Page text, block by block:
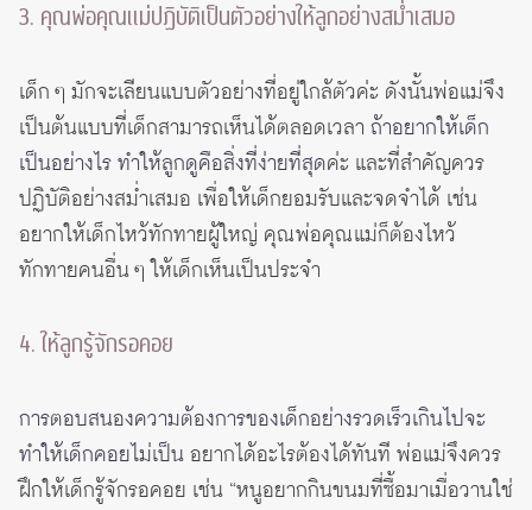
3. คุณพ่อคุณแม่ปฏิบัติเป็นตัวอย่างให้ลูกอย่างสม่ำเสมอ
เด็ก ๆ มักจะเลียนแบบตัวอย่างที่อยู่ใกล้ตัวค่ะ ดังนั้นพ่อแม่จึง
เป็นต้นแบบที่เด็กสามารถเห็นได้ตลอดเวลา ถ้าอยากให้เด็ก
เป็นอย่างไร ทำให้ลูกดูคือสิ่งที่ง่ายที่สุดค่ะ และที่สำคัญควร
ปฏิบัติอย่างสม่ำเสมอ เพื่อให้เด็กยอมรับและจดจำได้ เช่น
อยากให้เด็กไหว้ทักทายผู้ใหญ่ คุณพ่อคุณแม่ก็ต้องไหว้
ทักทายคนอื่น ๆ ให้เด็กเห็นเป็นประจำ
4. ให้ลูกรู้จักรอคอย
การตอบสนองความต้องการของเด็กอย่างรวดเร็วเกินไปจะ
ทำให้เด็กคอยไม่เป็นอยากได้อะไรต้องได้ทันที พ่อแม่จึงควร
ฝึกให้เด็กรู้จักรอคอย เช่น “หนูอยากกินขนมที่ซื้อมาเมื่อวานใช่